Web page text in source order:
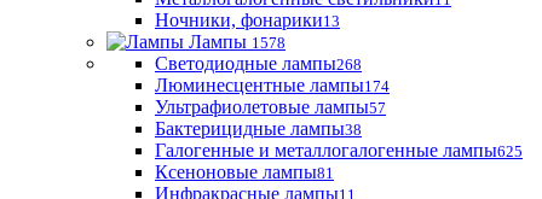
Ночники, фонарики13
Лампы 1578
Светодиодные лампы268
Люминесцентные лампы174
Ультрафиолетовые лампы57
Бактерицидные лампы38
Галогенные и металлогалогенные лампы625
Ксеноновые лампы81
Инфракрасные лампы11